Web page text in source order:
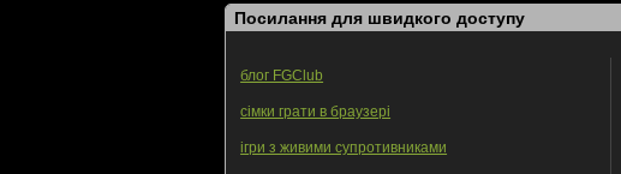
Посилання для швидкого доступу
блог FGClub
сімки грати в браузері
ігри з живими супротивниками